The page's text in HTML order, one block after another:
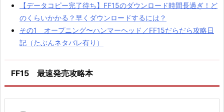
【データコピー完了待ち】FF15のダウンロード時間長過ぎ！ど
のくらいかかる？早くダウンロードするには？
その1 オープニング〜ハンマーヘッド／FF15だらだら攻略日
記（たぶんネタバレ有り）
FF15 最速発売攻略本